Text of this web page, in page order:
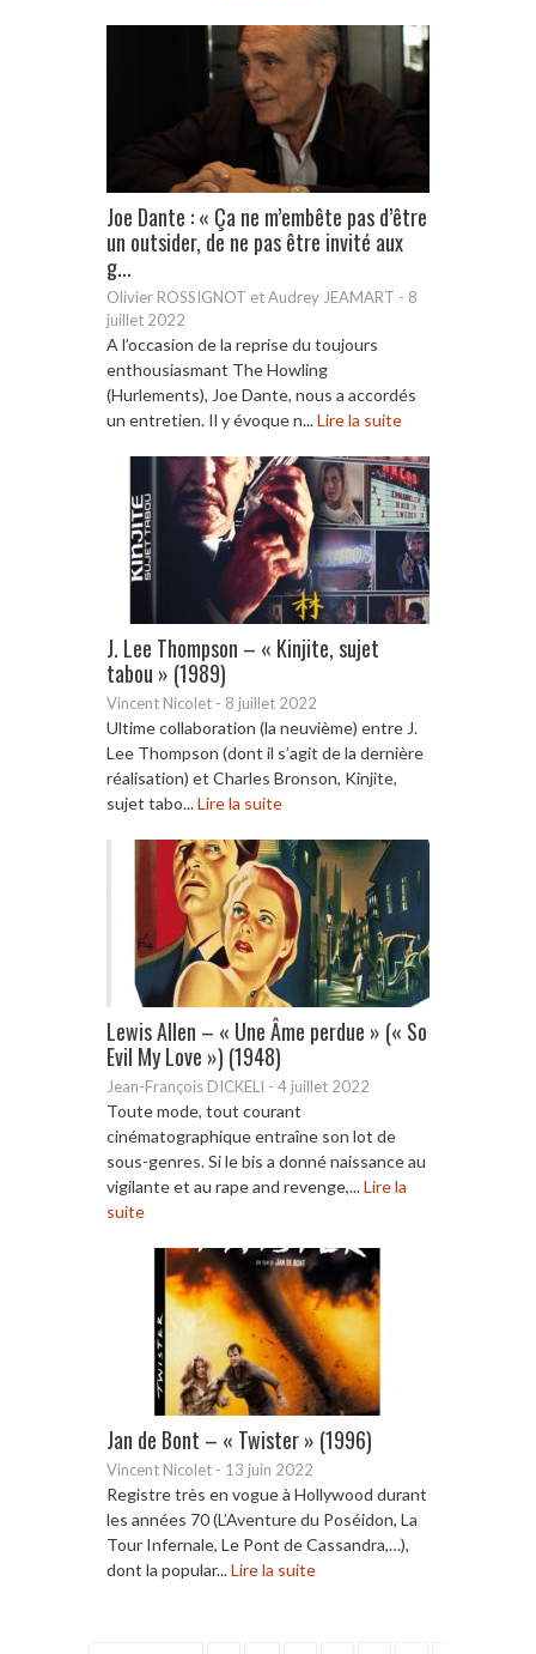
Joe Dante : « Ça ne m’embête pas d’être
un outsider, de ne pas être invité aux
g...
Olivier ROSSIGNOT et Audrey JEAMART - 8
juillet 2022
A l’occasion de la reprise du toujours
enthousiasmant The Howling
(Hurlements), Joe Dante, nous a accordés
un entretien. Il y évoque n...Lire la suite
J. Lee Thompson – « Kinjite, sujet
tabou » (1989)
Vincent Nicolet - 8 juillet 2022
Ultime collaboration (la neuvième) entre J.
Lee Thompson (dont il s’agit de la dernière
réalisation) et Charles Bronson, Kinjite,
sujet tabo...Lire la suite
Lewis Allen – « Une Âme perdue » (« So
Evil My Love ») (1948)
Jean-François DICKELI - 4 juillet 2022
Toute mode, tout courant
cinématographique entraîne son lot de
sous-genres. Si le bis a donné naissance au
vigilante et au rape and revenge,...Lire la
suite
Jan de Bont – « Twister » (1996)
Vincent Nicolet - 13 juin 2022
Registre très en vogue à Hollywood durant
les années 70 (L’Aventure du Poséidon, La
Tour Infernale, Le Pont de Cassandra,…),
dont la popular...Lire la suite